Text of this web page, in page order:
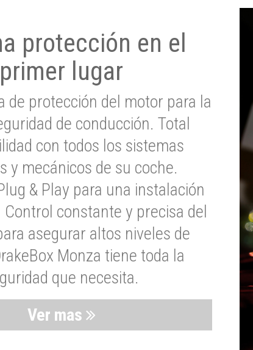
protección en el
primer lugar
de protección del motor para la
de conducción. Total
con todos los sistemas
y mecánicos de su coche.
& Play para una instalación
Control constante y precisa del
asegurar altos niveles de
Monza tiene toda la
que necesita.
Ver mas